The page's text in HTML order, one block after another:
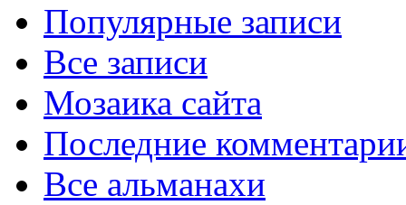
Популярные записи
Все записи
Мозаика сайта
Последние
Все альманахи